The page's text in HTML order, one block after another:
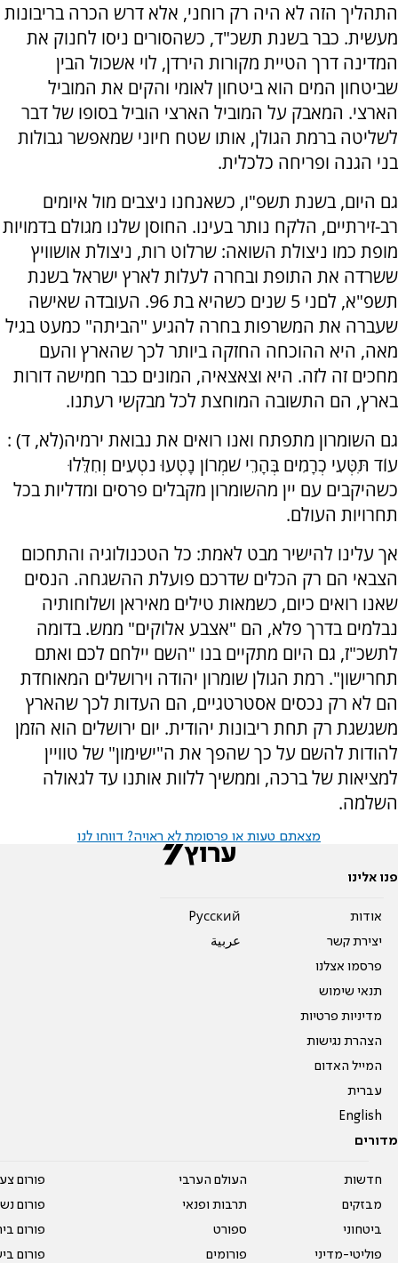
התהליך הזה לא היה רק רוחני, אלא דרש הכרה בריבונות
מעשית. כבר בשנת תשכ"ד, כשהסורים ניסו לחנוק את
המדינה דרך הטיית מקורות הירדן, לוי אשכול הבין
שביטחון המים הוא ביטחון לאומי והקים את המוביל
הארצי. המאבק על המוביל הארצי הוביל בסופו של דבר
לשליטה ברמת הגולן, אותו שטח חיוני שמאפשר גבולות
בני הגנה ופריחה כלכלית.
גם היום, בשנת תשפ"ו, כשאנחנו ניצבים מול איומים
רב-זירתיים, הלקח נותר בעינו. החוסן שלנו מגולם בדמויות
מופת כמו ניצולת השואה: שרלוט רות, ניצולת אושוויץ
ששרדה את התופת ובחרה לעלות לארץ ישראל בשנת
תשפ"א, לםני 5 שנים כשהיא בת 96. העובדה שאישה
שעברה את המשרפות בחרה להגיע "הביתה" כמעט בגיל
מאה, היא ההוכחה החזקה ביותר לכך שהארץ והעם
מחכים זה לזה. היא וצאצאיה, המונים כבר חמישה דורות
בארץ, הם התשובה המוחצת לכל מבקשי רעתנו.
גם השומרון מתפתח ואנו רואים את נבואת ירמיה(לא, ד) :
עוֹד תִּטְּעִי כְרָמִים בְּהָרֵי שֹׁמְרוֹן נָטְעוּ נֹטְעִים וְחִלֵּלוּ
כשהיקבים עם יין מהשומרון מקבלים פרסים ומדליות בכל
תחרויות העולם.
אך עלינו להישיר מבט לאמת: כל הטכנולוגיה והתחכום
הצבאי הם רק הכלים שדרכם פועלת ההשגחה. הנסים
שאנו רואים כיום, כשמאות טילים מאיראן ושלוחותיה
נבלמים בדרך פלא, הם "אצבע אלוקים" ממש. בדומה
לתשכ"ז, גם היום מתקיים בנו "השם יילחם לכם ואתם
תחרישון". רמת הגולן שומרון יהודה וירושלים המאוחדת
הם לא רק נכסים אסטרטגיים, הם העדות לכך שהארץ
משגשגת רק תחת ריבונות יהודית. יום ירושלים הוא הזמן
להודות להשם על כך שהפך את ה"ישימון" של טוויין
למציאות של ברכה, וממשיך ללוות אותנו עד לגאולה
השלמה.
מצאתם טעות או פרסומת לא ראויה? דווחו לנו
פנו אלינו
אודות
יצירת קשר
פרסמו אצלנו
תנאי שימוש
מדיניות פרטיות
הצהרת נגישות
המייל האדום
עברית
English
Pусский
عربية
מדורים
חדשות
מבזקים
ביטחוני
פוליטי-מדיני
העולם הערבי
תרבות ופנאי
ספורט
פורומים
פורום
פורום
פורום
פורום